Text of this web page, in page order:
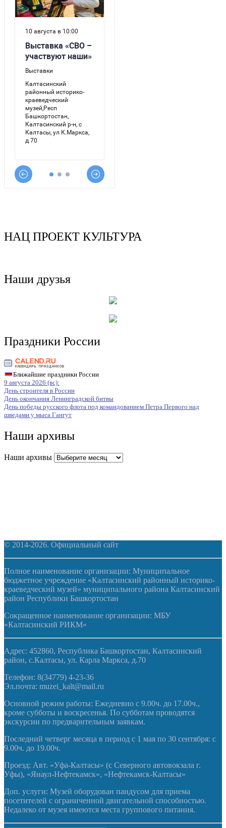
НАЦ ПРОЕКТ КУЛЬТУРА
Наши друзья
Праздники России
Ближайшие праздники России
9 августа 2026 (вс):
День строителя в России
День окончания Ленинградской битвы
День победы русского флота под командованием Петра Первого над
шведами у мыса Гангут
Наши архивы
Наши архивы
© 2014-2026. Официальный сайт
Полное наименование организации: Муниципальное
бюджетное учреждение «Калтасинский районный историко-
краеведческий музей» муниципального района Калтасинский
район Республики Башкортостан
Сокращенное наименование организации: МБУ
«Калтасинский РИКМ»
Адрес: 452860, Республика Башкортостан, Калтасинский
район, с.Калтасы, ул. Карла Маркса, д.70
Телефон: 8(34779) 4-23-36
Эл.почта: muzei_kalt@mail.ru
Основной режим работы: Ежедневно с 9.00ч. до 17.00ч.,
кроме субботы и воскресенья. По субботам проводятся
экскурсии по предварительным заявкам.
Последний четверг месяца в период с 1 мая по 30 сентября: с
9.00ч. до 19.00ч.
Проезд: Авт. «Уфа-Калтасы» (с Северного автовокзала г.
Уфы), «Янаул-Нефтекамск», «Нефтекамск-Калтасы»
Доп. услуги: Музей оборудован пандусом для приема
посетителей с ограниченной двигательной способностью.
Недалеко от музея имеются места группового питания.